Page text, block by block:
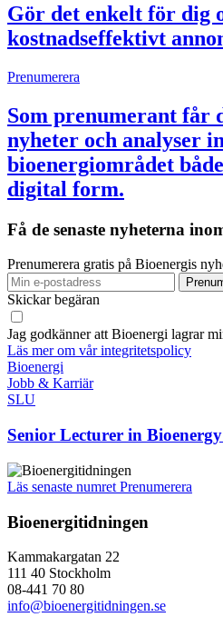
Gör det enkelt för dig
kostnadseffektivt
Prenumerera
Som prenumerant får
nyheter och analyser
bioenergiområdet
digital form.
Få de senaste nyheterna
Prenumerera gratis på Bioenergis
Skickar begäran
Jag godkänner att Bioenergi lagrar
Läs mer om vår integritetspolicy
Bioenergi
Jobb & Karriär
SLU
Senior Lecturer in
Läs senaste numret Prenumerera
Bioenergitidningen
Kammakargatan 22
111 40 Stockholm
08-441 70 80
info@bioenergitidningen.se